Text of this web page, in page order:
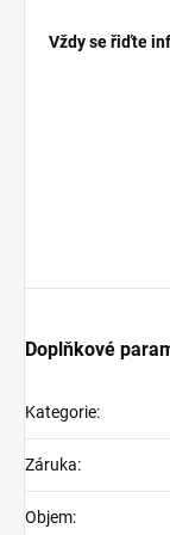
Vždy se řiďte
Doplňkové
Kategorie:
Záruka:
Objem: